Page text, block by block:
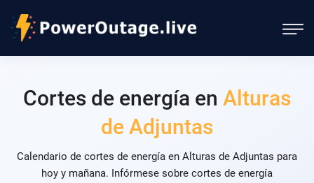
Cortes de energía en Alturas
de Adjuntas
Calendario de cortes de energía en Alturas de Adjuntas para
hoy y mañana. Infórmese sobre cortes de energía